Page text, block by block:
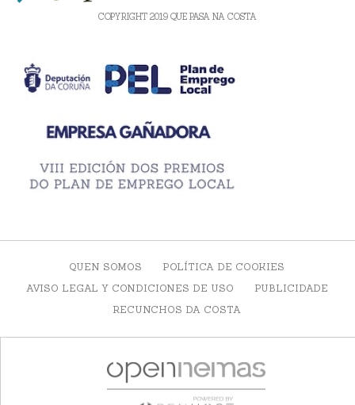
COPYRIGHT 2019 QUE PASA NA COSTA
QUEN SOMOS
POLÍTICA DE COOKIES
AVISO LEGAL Y CONDICIONES DE USO
PUBLICIDADE
RECUNCHOS DA COSTA